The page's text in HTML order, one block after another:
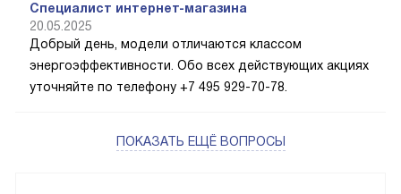
Специалист интернет-магазина
20.05.2025
Добрый день, модели отличаются классом
энергоэффективности. Обо всех действующих акциях
уточняйте по телефону +7 495 929-70-78.
ПОКАЗАТЬ ЕЩЁ ВОПРОСЫ